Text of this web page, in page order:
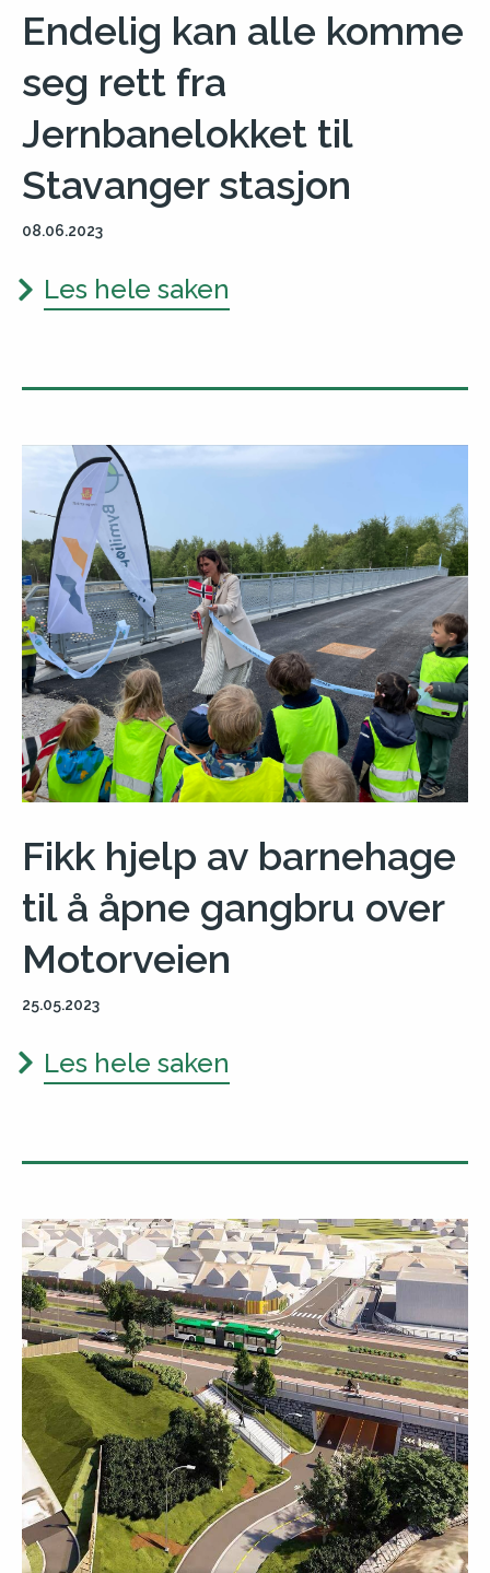
Endelig kan alle komme
seg rett fra
Jernbanelokket til
Stavanger stasjon
08.06.2023
Les hele saken
Fikk hjelp av barnehage
til å åpne gangbru over
Motorveien
25.05.2023
Les hele saken